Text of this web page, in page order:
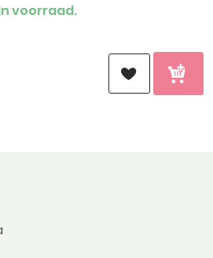
voorraad.